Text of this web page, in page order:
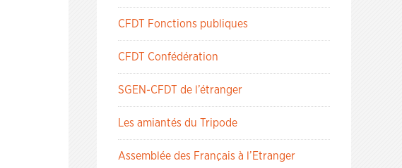
CFDT Fonctions publiques
CFDT Confédération
SGEN-CFDT de l’étranger
Les amiantés du Tripode
Assemblée des Français à l’Etranger